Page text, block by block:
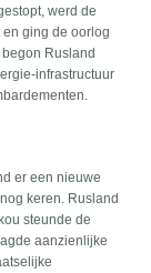
werd de
ging de oorlog
Rusland
infrastructuur
er een nieuwe
keren. Rusland
steunde de
aanzienlijke